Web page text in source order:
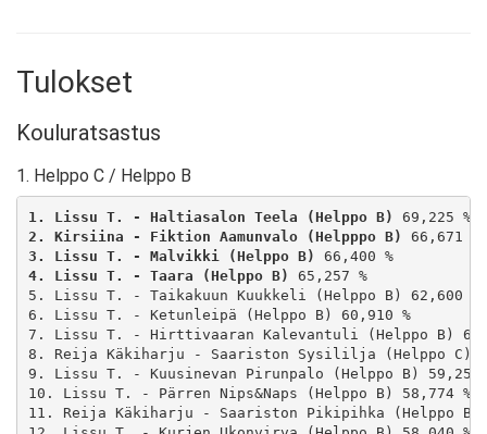
Tulokset
Kouluratsastus
1. Helppo C / Helppo B
1. Lissu T. - Haltiasalon Teela (Helppo B)
2. Kirsiina - Fiktion Aamunvalo (Helpppo B)
3. Lissu T. - Malvikki (Helppo B)
66,400 %
4. Lissu T. - Taara (Helppo B) 65,257 %
5. Lissu T. - Taikakuun Kuukkeli (Helppo B) 62,600 %
6. Lissu T. - Ketunleipä (Helppo B) 60,910 %
7. Lissu T. - Hirttivaaran Kalevantuli (Helppo B)
8. Reija Käkiharju - Saariston Sysililja (Helppo C)
9. Lissu T. - Kuusinevan Pirunpalo (Helppo B) 59,251
10. Lissu T. - Pärren Nips&Naps (Helppo B) 58,774 %
11. Reija Käkiharju - Saariston Pikipihka (Helppo B)